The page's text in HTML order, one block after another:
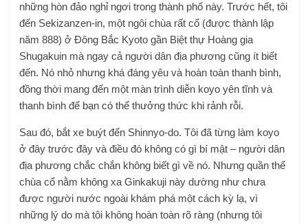
những hòn đảo nghỉ ngơi trong thành phố này. Trước hết, tôi
đến Sekizanzen-in, một ngôi chùa rất cổ (được thành lập
năm 888) ở Đông Bắc Kyoto gần Biệt thự Hoàng gia
Shugakuin mà ngay cả người dân địa phương cũng ít biết
đến. Nó nhỏ nhưng khá đáng yêu và hoàn toàn thanh bình,
đồng thời mang đến một màn trình diễn koyo yên tĩnh và
thanh bình để bạn có thể thưởng thức khi rảnh rỗi.
Sau đó, bắt xe buýt đến Shinnyo-do. Tôi đã từng làm koyo
ở đây trước đây và điều đó không có gì bí mật – người dân
địa phương chắc chắn không biết gì về nó. Nhưng quần thể
chùa cổ nằm không xa Ginkakuji này dường như chưa
được người nước ngoài khám phá một cách kỳ lạ, vì
những lý do mà tôi không hoàn toàn rõ ràng (nhưng tôi